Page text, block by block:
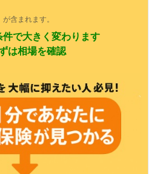
含まれます。
件で大きく変わります
は相場を確認